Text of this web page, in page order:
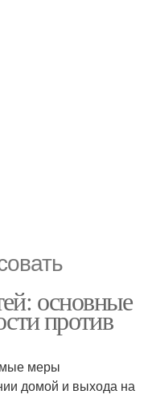
основные
против
меры
домой и выхода на